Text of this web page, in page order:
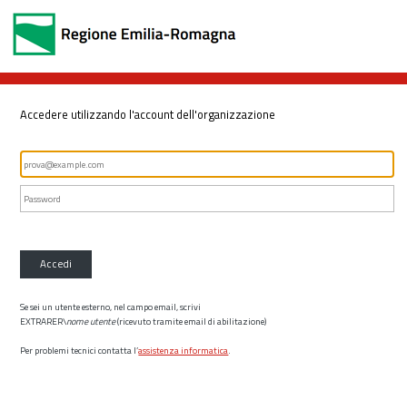
Accedere utilizzando l'account dell'organizzazione
Accedi
Se sei un utente esterno, nel campo email, scrivi
EXTRARER\nome utente(ricevuto tramite email di abilitazione)
Per problemi tecnici contatta l’assistenza informatica.